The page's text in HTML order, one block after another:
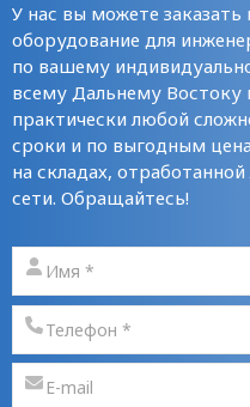
У нас вы можете
оборудование для
по вашему
всему Дальнему Востоку
практически любой
сроки и по выгодным
на складах,
сети. Обращайтесь!